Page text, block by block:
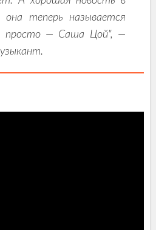
теперь называется
просто — Саша Цой", —